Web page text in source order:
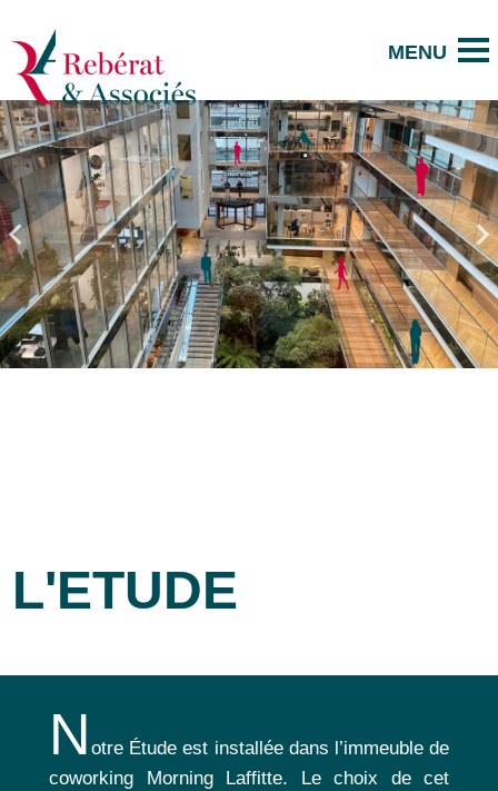
L'ETUDE
N otre Étude est installée dans l’immeuble de
coworking Morning Laffitte. Le choix de cet